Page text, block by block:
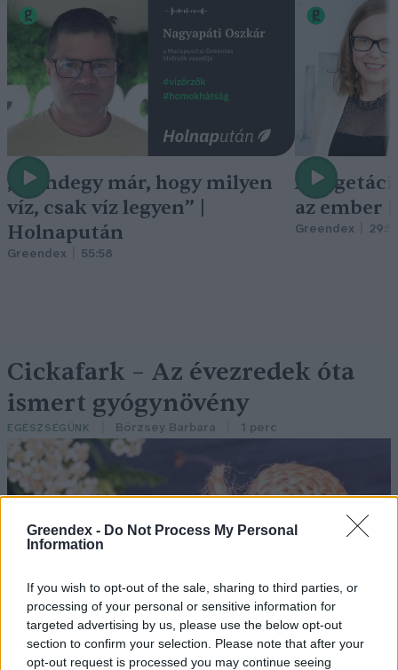
Greendex - Do Not Process My Personal
Information
If you wish to opt-out of the sale, sharing to third parties, or
processing of your personal or sensitive information for
targeted advertising by us, please use the below opt-out
section to confirm your selection. Please note that after your
opt-out request is processed you may continue seeing
„Mindegy már, hogy milyen
víz, csak víz legyen” |
Holnapután
Greendex 55:58
A
az ember
Greendex
Cickafark – Az évezredek óta
ismert gyógynövény
EGÉSZSÉGÜNK Börzsey Barbara 1 perc